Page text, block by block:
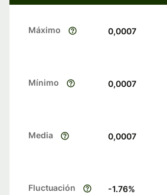
Máximo 0,0007
Mínimo 0,0007
Media 0,0007
Fluctuación -1.76%